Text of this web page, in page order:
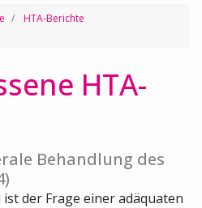
HTA-Berichte
HTA-
Behandlung des
ist der Frage einer adäquaten